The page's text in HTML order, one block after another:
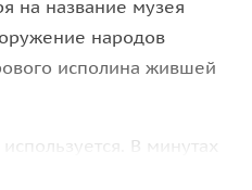
на название музея
народов
исполина жившей
В минутах